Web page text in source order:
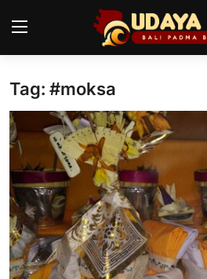
Home
Pura
Desa Adat
Tradisi
Kearifan lokal
Alam Bali
Tag: #moksa